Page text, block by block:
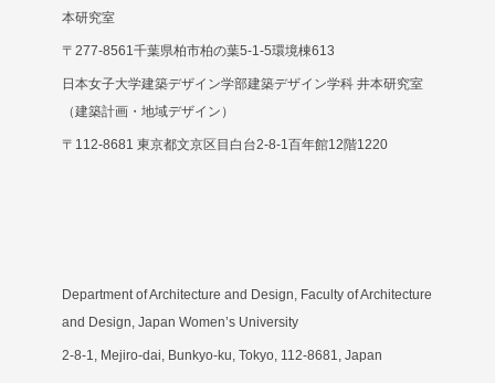
本研究室
〒277-8561千葉県柏市柏の葉5-1-5環境棟613
日本女子大学建築デザイン学部建築デザイン学科 井本研究室
（建築計画・地域デザイン）
〒112-8681 東京都文京区目白台2-8-1百年館12階1220
Department of Architecture and Design, Faculty of Architecture
and Design, Japan Women’s University
2-8-1, Mejiro-dai, Bunkyo-ku, Tokyo, 112-8681, Japan